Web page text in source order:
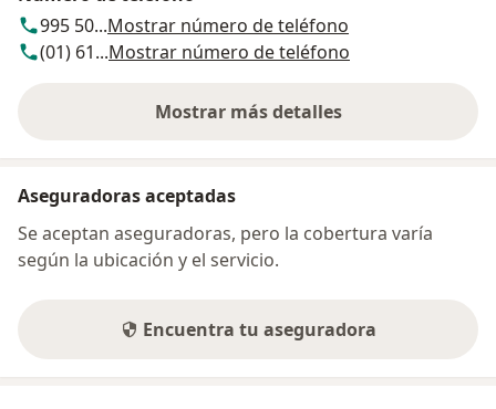
995 50...Mostrar número de teléfono
(01) 61...Mostrar número de teléfono
Mostrar más detalles
sobre la dirección
Aseguradoras aceptadas
Se aceptan aseguradoras, pero la cobertura varía
según la ubicación y el servicio.
Encuentra tu aseguradora